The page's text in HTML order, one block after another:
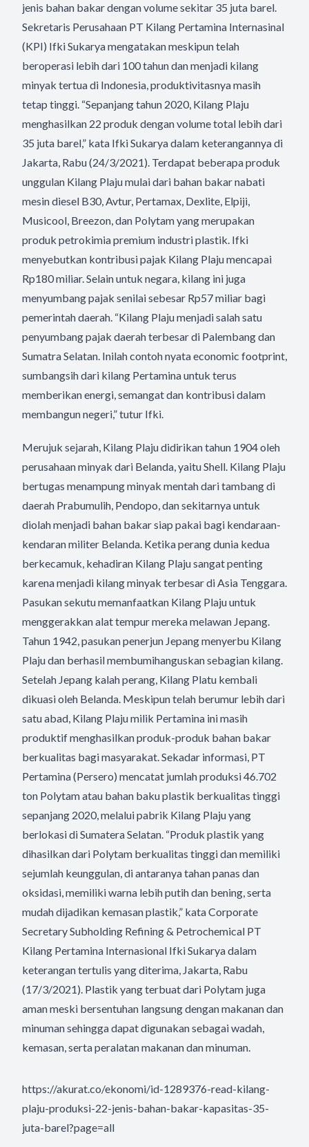
jenis bahan bakar dengan volume sekitar 35 juta barel.
Sekretaris Perusahaan PT Kilang Pertamina Internasinal
(KPI) Ifki Sukarya mengatakan meskipun telah
beroperasi lebih dari 100 tahun dan menjadi kilang
minyak tertua di Indonesia, produktivitasnya masih
tetap tinggi. “Sepanjang tahun 2020, Kilang Plaju
menghasilkan 22 produk dengan volume total lebih dari
35 juta barel,” kata Ifki Sukarya dalam keterangannya di
Jakarta, Rabu (24/3/2021). Terdapat beberapa produk
unggulan Kilang Plaju mulai dari bahan bakar nabati
mesin diesel B30, Avtur, Pertamax, Dexlite, Elpiji,
Musicool, Breezon, dan Polytam yang merupakan
produk petrokimia premium industri plastik. Ifki
menyebutkan kontribusi pajak Kilang Plaju mencapai
Rp180 miliar. Selain untuk negara, kilang ini juga
menyumbang pajak senilai sebesar Rp57 miliar bagi
pemerintah daerah. “Kilang Plaju menjadi salah satu
penyumbang pajak daerah terbesar di Palembang dan
Sumatra Selatan. Inilah contoh nyata economic footprint,
sumbangsih dari kilang Pertamina untuk terus
memberikan energi, semangat dan kontribusi dalam
membangun negeri,” tutur Ifki.
Merujuk sejarah, Kilang Plaju didirikan tahun 1904 oleh
perusahaan minyak dari Belanda, yaitu Shell. Kilang Plaju
bertugas menampung minyak mentah dari tambang di
daerah Prabumulih, Pendopo, dan sekitarnya untuk
diolah menjadi bahan bakar siap pakai bagi kendaraan-
kendaran militer Belanda. Ketika perang dunia kedua
berkecamuk, kehadiran Kilang Plaju sangat penting
karena menjadi kilang minyak terbesar di Asia Tenggara.
Pasukan sekutu memanfaatkan Kilang Plaju untuk
menggerakkan alat tempur mereka melawan Jepang.
Tahun 1942, pasukan penerjun Jepang menyerbu Kilang
Plaju dan berhasil membumihanguskan sebagian kilang.
Setelah Jepang kalah perang, Kilang Platu kembali
dikuasi oleh Belanda. Meskipun telah berumur lebih dari
satu abad, Kilang Plaju milik Pertamina ini masih
produktif menghasilkan produk-produk bahan bakar
berkualitas bagi masyarakat. Sekadar informasi, PT
Pertamina (Persero) mencatat jumlah produksi 46.702
ton Polytam atau bahan baku plastik berkualitas tinggi
sepanjang 2020, melalui pabrik Kilang Plaju yang
berlokasi di Sumatera Selatan. “Produk plastik yang
dihasilkan dari Polytam berkualitas tinggi dan memiliki
sejumlah keunggulan, di antaranya tahan panas dan
oksidasi, memiliki warna lebih putih dan bening, serta
mudah dijadikan kemasan plastik,” kata Corporate
Secretary Subholding Refining & Petrochemical PT
Kilang Pertamina Internasional Ifki Sukarya dalam
keterangan tertulis yang diterima, Jakarta, Rabu
(17/3/2021). Plastik yang terbuat dari Polytam juga
aman meski bersentuhan langsung dengan makanan dan
minuman sehingga dapat digunakan sebagai wadah,
kemasan, serta peralatan makanan dan minuman.
https://akurat.co/ekonomi/id-1289376-read-kilang-
plaju-produksi-22-jenis-bahan-bakar-kapasitas-35-
juta-barel?page=all